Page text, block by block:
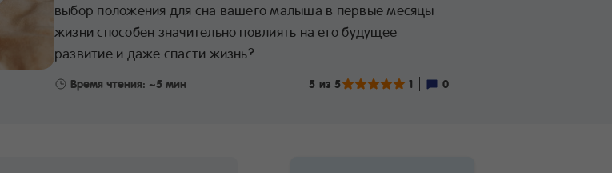
выбор положения для сна вашего малыша в первые месяцы
жизни способен значительно повлиять на его будущее
развитие и даже спасти жизнь?
Время чтения: ~5 мин 5 из 5 1 0